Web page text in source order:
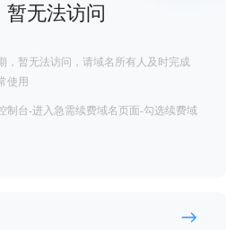
暂无法访问
，暂无法访问，请域名所有人及时完成
使用
制台-进入急需续费域名页面-勾选续费域